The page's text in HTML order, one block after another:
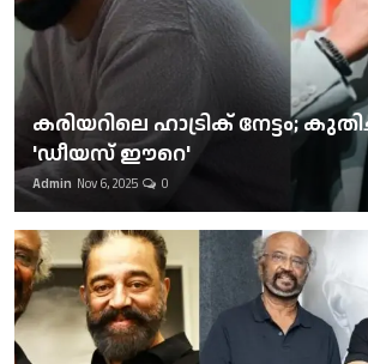
കരിയറിലെ ഹാട്രിക് നേട്ടം;
'ഡീയസ് ഈറെ'
Admin Nov 6, 2025 0